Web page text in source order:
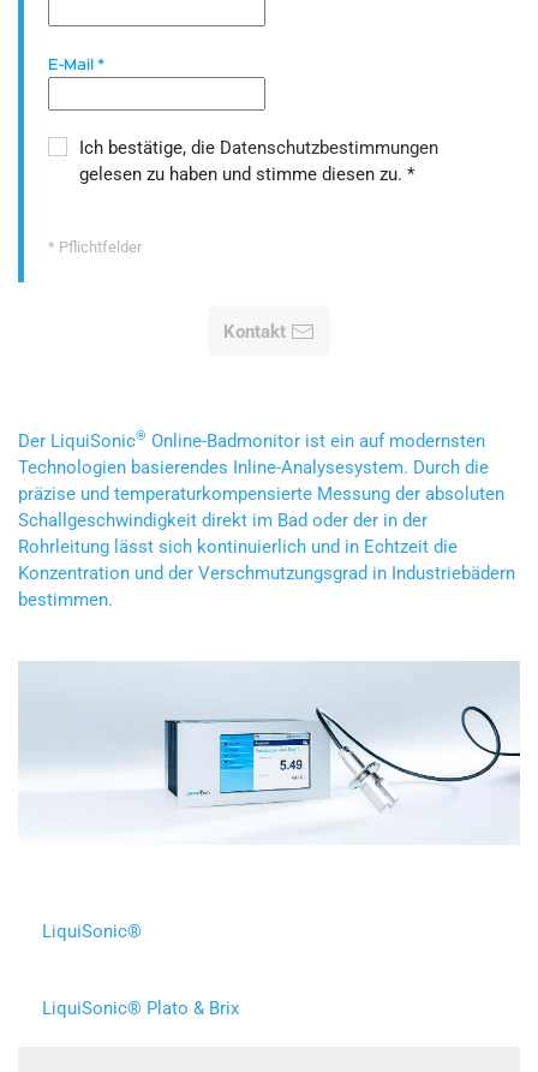
E-Mail *
Ich bestätige, die Datenschutzbestimmungen
gelesen zu haben und stimme diesen zu. *
* Pflichtfelder
Kontakt
Der LiquiSonic® Online-Badmonitor ist ein auf modernsten
Technologien basierendes Inline-Analysesystem. Durch die
präzise und temperaturkompensierte Messung der absoluten
Schallgeschwindigkeit direkt im Bad oder der in der
Rohrleitung lässt sich kontinuierlich und in Echtzeit die
Konzentration und der Verschmutzungsgrad in Industriebädern
bestimmen.
LiquiSonic®
LiquiSonic® Plato & Brix